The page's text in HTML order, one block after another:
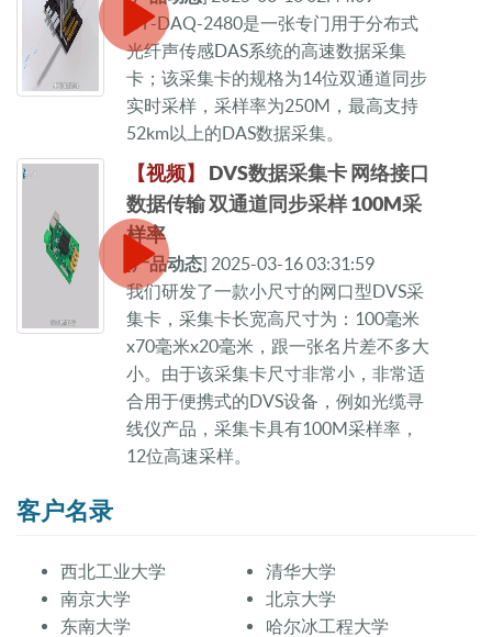
GY-DAQ-2480是一张专门用于分布式
光纤声传感DAS系统的高速数据采集
卡；该采集卡的规格为14位双通道同步
实时采样，采样率为250M，最高支持
52km以上的DAS数据采集。
【视频】
DVS数据采集卡 网络接口
数据传输 双通道同步采样 100M采
样率
产品动态] 2025-03-16 03:31:59
我们研发了一款小尺寸的网口型DVS采
集卡，采集卡长宽高尺寸为：100毫米
x70毫米x20毫米，跟一张名片差不多大
小。由于该采集卡尺寸非常小，非常适
合用于便携式的DVS设备，例如光缆寻
线仪产品，采集卡具有100M采样率，
12位高速采样。
客户名录
西北工业大学
南京大学
东南大学
清华大学
北京大学
哈尔冰工程大学